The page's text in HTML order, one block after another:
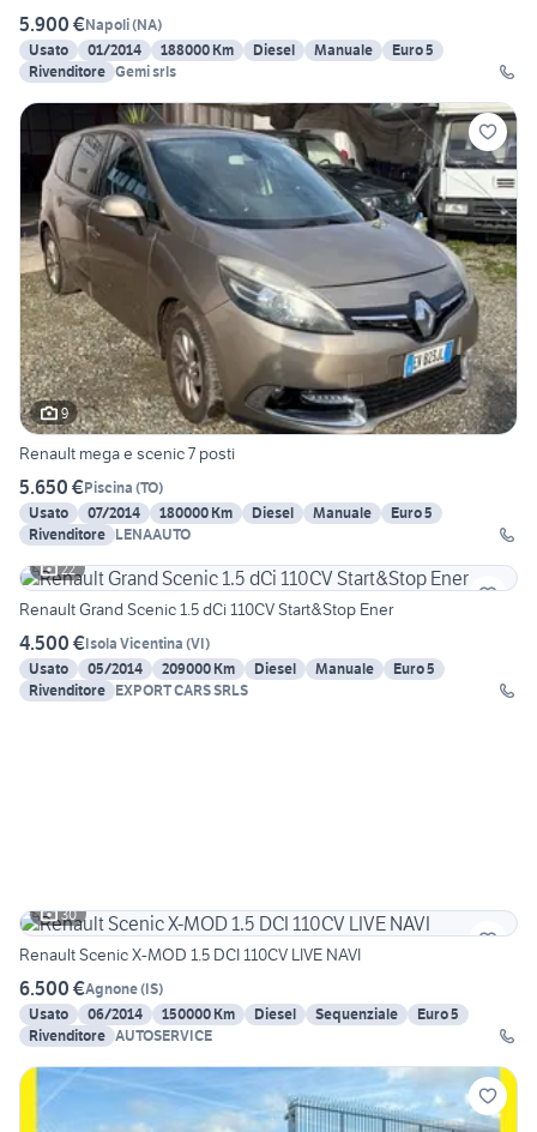
5.900 €Napoli(NA)
Usato
01/2014 188000 Km Diesel Manuale
Euro 5
Rivenditore Gemi srls
9
Renault mega e scenic 7 posti
5.650 €Piscina (TO)
Usato
07/2014 180000 Km Diesel Manuale
Euro 5
Rivenditore LENAAUTO
22
Renault Grand Scenic 1.5 dCi 110CV Start&Stop Ener
4.500 €Isola Vicentina (VI)
Usato
05/2014 209000 Km Diesel Manuale
Euro 5
Rivenditore EXPORT CARS SRLS
30
Renault Scenic X-MOD 1.5 DCI 110CV LIVE NAVI
6.500 €Agnone(IS)
Usato
06/2014 150000 Km Diesel Sequenziale
Euro 5
Rivenditore AUTOSERVICE